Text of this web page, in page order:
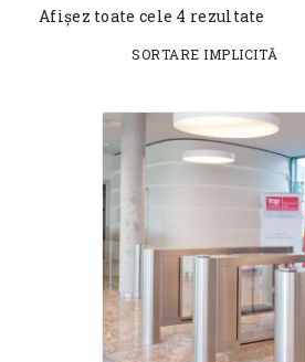
Afișez toate cele 4 rezultate